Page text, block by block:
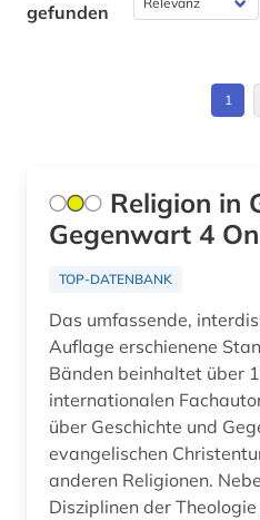
gefunden
1
Religion in
Gegenwart 4
TOP-DATENBANK
Das umfassende,
Auflage erschienene
Bänden beinhaltet über
internationalen
über Geschichte und
evangelischen
anderen Religionen.
Disziplinen der